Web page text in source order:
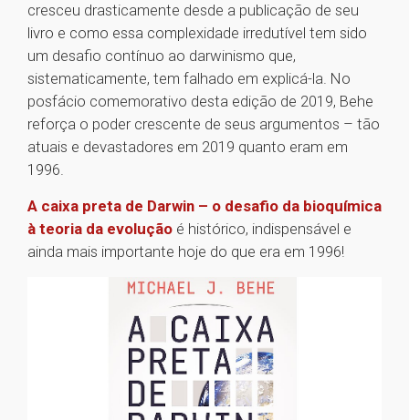
cresceu drasticamente desde a publicação de seu
livro e como essa complexidade irredutível tem sido
um desafio contínuo ao darwinismo que,
sistematicamente, tem falhado em explicá-la. No
posfácio comemorativo desta edição de 2019, Behe
reforça o poder crescente de seus argumentos – tão
atuais e devastadores em 2019 quanto eram em
1996.
A caixa preta de Darwin – o desafio da bioquímica
à teoria da evolução é histórico, indispensável e
ainda mais importante hoje do que era em 1996!